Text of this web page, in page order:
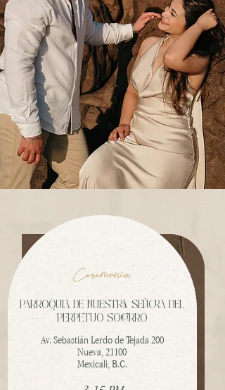
Ceremonia
PARROQUIA DE NUESTRA SEÑORA DEL
PERPETUO SOCORRO
Av. Sebastián Lerdo de Tejada 200
Nueva, 21100
Mexicali, B.C.